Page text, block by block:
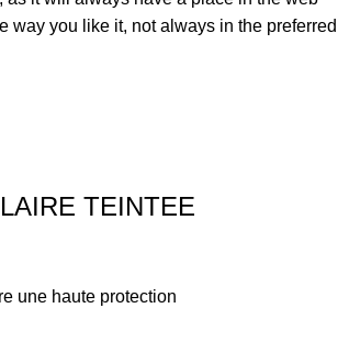
way you like it, not always in the preferred
TEINTEE
une haute protection